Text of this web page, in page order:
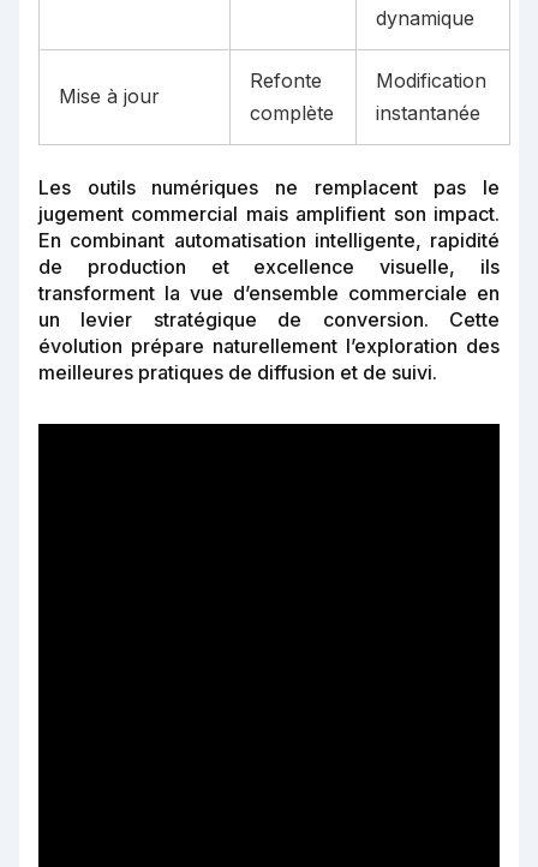
dynamique
Mise à jour
Refonte
complète
Modification
instantanée
Les outils numériques ne remplacent pas le
jugement commercial mais amplifient son impact.
En combinant automatisation intelligente, rapidité
de production et excellence visuelle, ils
transforment la vue d’ensemble commerciale en
un levier stratégique de conversion. Cette
évolution prépare naturellement l’exploration des
meilleures pratiques de diffusion et de suivi.